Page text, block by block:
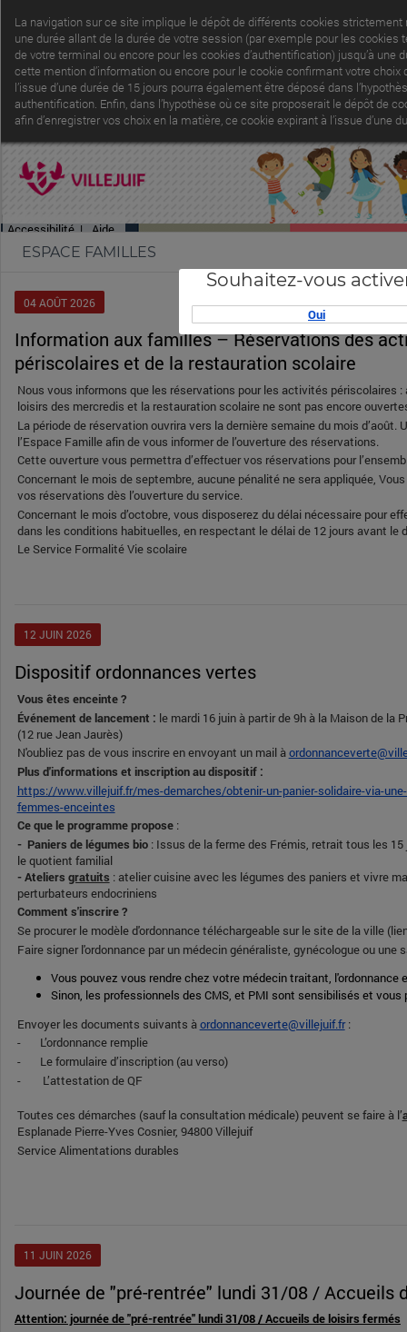
Souhaitez-vous
Oui
La navigation sur ce site implique le dépôt de différents cookies
une durée allant de la durée de votre session (par exemple pour les
de votre terminal ou encore pour les cookies d’authentification) jusqu’à
cette mention d’information ou encore pour le cookie confirmant votre
l’issue d’une durée de 15 jours pourra également être déposé dans
authentification. Enfin, dans l’hypothèse où ce site proposerait le dépôt de
afin d’enregistrer vos choix en la matière, ce cookie expirant à l’issue d’une
Accessibilité | Aide
ESPACE FAMILLES
04AOÛT2026
Information aux familles – Réservations des activités
périscolaires et de la restauration scolaire
Nous vous informons que les réservations pour les activités périscolaires :
loisirs des mercredis et la restauration scolaire ne sont pas encore
La période de réservation ouvrira vers la dernière semaine du mois d’août.
l’Espace Famille afin de vous informer de l’ouverture des réservations.
Cette ouverture vous permettra d’effectuer vos réservations pour
Concernant le mois de septembre, aucune pénalité ne sera appliquée,
vos réservations dès l’ouverture du service.
Concernant le mois d’octobre, vous disposerez du délai nécessaire pour
dans les conditions habituelles, en respectant le délai de 12 jours avant le
Le Service Formalité Vie scolaire
12JUIN 2026
Dispositif ordonnances vertes
Vous êtes enceinte ?
Événement de lancement : le mardi 16 juin à partir de 9h à la Maison de la
(12 rue Jean Jaurès)
N'oubliez pas de vous inscrire en envoyant un mail à
Plus d'informations et inscription au dispositif :
https://www.villejuif.fr/mes-demarches/obtenir-un-panier-solidaire-via-
femmes-enceintes
Ce que le programme propose:
- Paniers de légumes bio : Issus de la ferme des Frémis, retrait tous les
le quotient familial
- Ateliers gratuits : atelier cuisine avec les légumes des paniers et vivre
perturbateurs endocriniens
Comment s'inscrire ?
Se procurer le modèle d'ordonnance téléchargeable sur le site de la ville
Faire signer l'ordonnance par un médecin généraliste, gynécologue ou une
Vous pouvez vous rendre chez votre médecin traitant,
Sinon, les professionnels des CMS, et PMI sont sensibilisés et vous
Envoyer les documents suivants àordonnanceverte@villejuif.fr:
- L’ordonnance remplie
- Le formulaire d’inscription (au verso)
- L’attestation de QF
Toutes ces démarches (sauf la consultation médicale) peuvent se faire à l’
Esplanade Pierre-Yves Cosnier, 94800 Villejuif
Service Alimentations durables
11 JUIN 2026
Journée de "pré-rentrée" lundi 31/08 / Accueils
Attention: journée de "pré-rentrée" lundi 31/08 / Accueils de loisirs fermés